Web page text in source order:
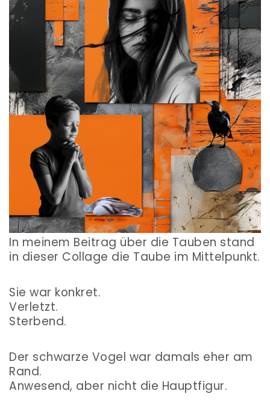
In meinem Beitrag über die Tauben stand
in dieser Collage die Taube im Mittelpunkt.
Sie war konkret.
Verletzt.
Sterbend.
Der schwarze Vogel war damals eher am
Rand.
Anwesend, aber nicht die Hauptfigur.